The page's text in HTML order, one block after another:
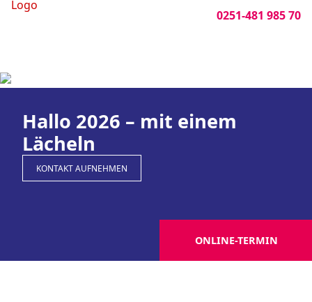
0251-481 985 70
Hallo 2026 – mit einem
Lächeln
KONTAKT AUFNEHMEN
ONLINE-TERMIN